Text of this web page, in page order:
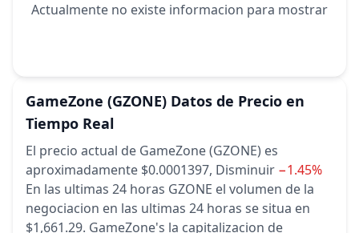
Actualmente no existe informacion para mostrar
GameZone (GZONE) Datos de Precio en
Tiempo Real
El precio actual de GameZone (GZONE) es
aproximadamente $0.0001397, Disminuir −1.45%
En las ultimas 24 horas GZONE el volumen de la
negociacion en las ultimas 24 horas se situa en
$1,661.29. GameZone's la capitalizacion de